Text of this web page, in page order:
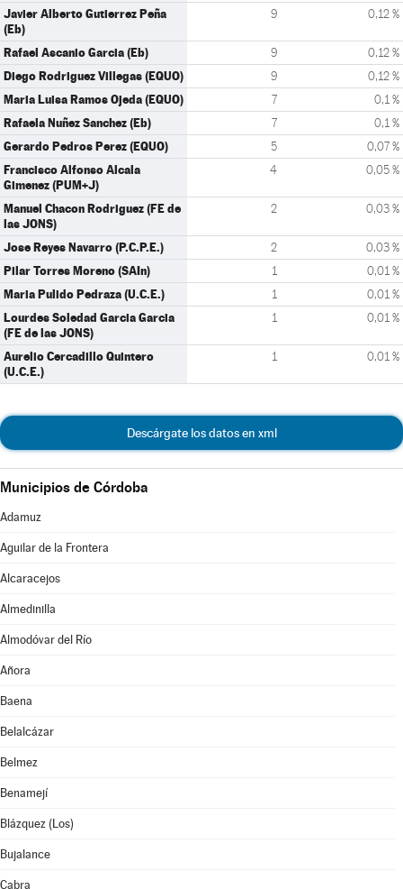
Javier Alberto Gutierrez Peña
(Eb)
9 0,12 %
Rafael Ascanio Garcia (Eb) 9 0,12 %
Diego Rodriguez Villegas (EQUO) 9 0,12 %
Maria Luisa Ramos Ojeda (EQUO) 7 0,1 %
Rafaela Nuñez Sanchez (Eb) 7 0,1 %
Gerardo Pedros Perez (EQUO) 5 0,07 %
Francisco Alfonso Alcala
Gimenez (PUM+J)
4 0,05 %
Manuel Chacon Rodriguez (FE de
las JONS)
2 0,03 %
Jose Reyes Navarro (P.C.P.E.) 2 0,03 %
Pilar Torres Moreno (SAIn) 1 0,01 %
Maria Pulido Pedraza (U.C.E.) 1 0,01 %
Lourdes Soledad Garcia Garcia
(FE de las JONS)
1 0,01 %
Aurelio Cercadillo Quintero
(U.C.E.)
1 0,01 %
Descárgate los datos en xml
Municipios de Córdoba
Adamuz
Aguilar de la Frontera
Alcaracejos
Almedinilla
Almodóvar del Río
Añora
Baena
Belalcázar
Belmez
Benamejí
Blázquez (Los)
Bujalance
Cabra